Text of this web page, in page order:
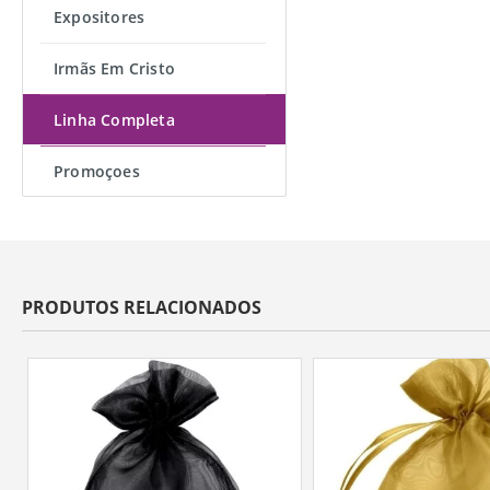
Expositores
Irmãs Em Cristo
Linha Completa
Promoçoes
PRODUTOS RELACIONADOS